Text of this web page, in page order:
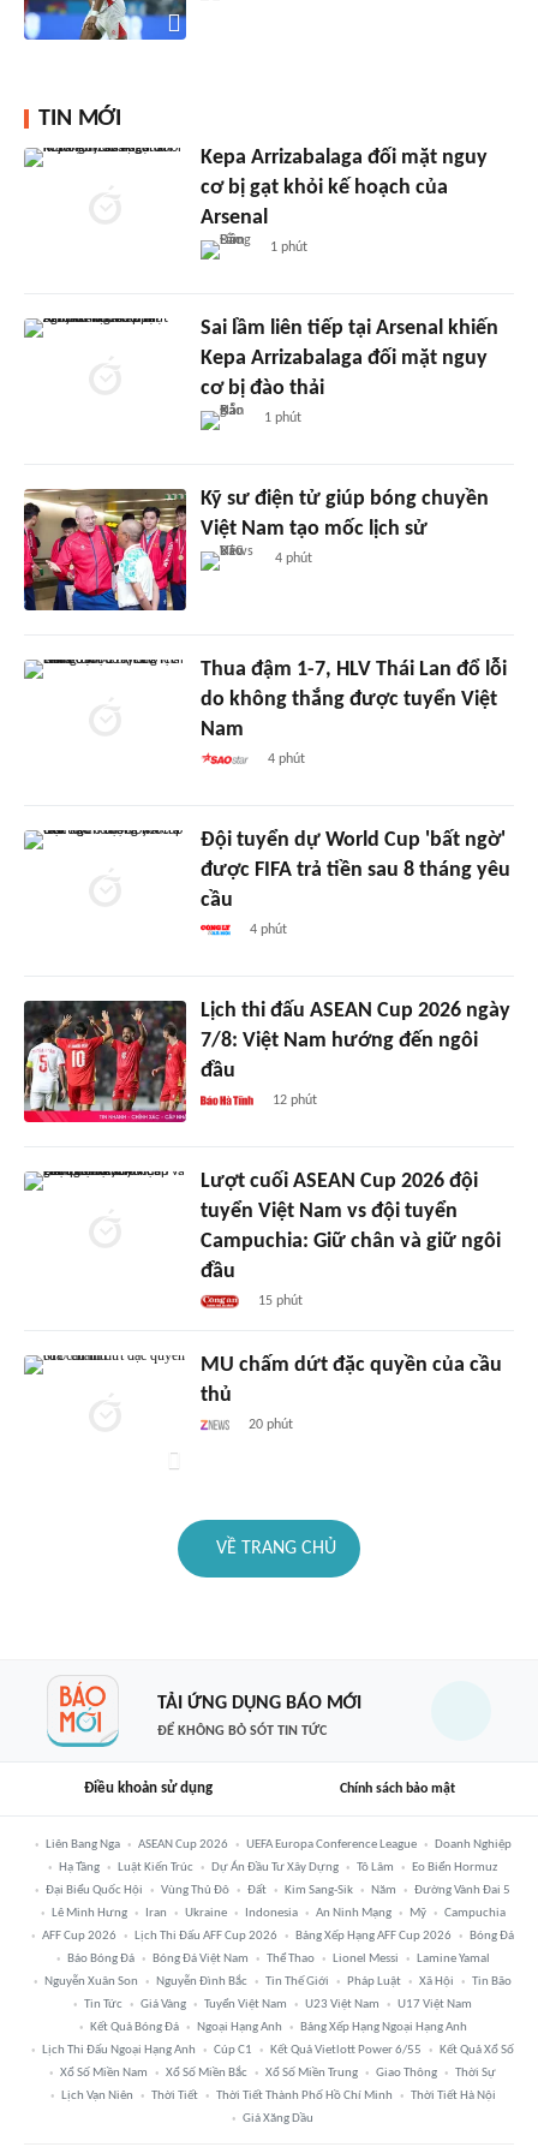
TIN MỚI
Kepa Arrizabalaga đối mặt nguy
cơ bị gạt khỏi kế hoạch của
Arsenal
1 phút
Sai lầm liên tiếp tại Arsenal khiến
Kepa Arrizabalaga đối mặt nguy
cơ bị đào thải
1 phút
Kỹ sư điện tử giúp bóng chuyền
Việt Nam tạo mốc lịch sử
4 phút
Thua đậm 1-7, HLV Thái Lan đổ lỗi
do không thắng được tuyển Việt
Nam
4 phút
Đội tuyển dự World Cup 'bất ngờ'
được FIFA trả tiền sau 8 tháng yêu
cầu
4 phút
Lịch thi đấu ASEAN Cup 2026 ngày
7/8: Việt Nam hướng đến ngôi
đầu
12 phút
Lượt cuối ASEAN Cup 2026 đội
tuyển Việt Nam vs đội tuyển
Campuchia: Giữ chân và giữ ngôi
đầu
15 phút
MU chấm dứt đặc quyền của cầu
thủ
20 phút
VỀ TRANG CHỦ
TẢI ỨNG DỤNG BÁO MỚI
ĐỂ KHÔNG BỎ SÓT TIN TỨC
Điều khoản sử dụng Chính sách bảo mật
Liên Bang Nga ASEAN Cup 2026 UEFA Europa Conference League
Doanh Nghiệp
Hạ Tầng
Luật Kiến Trúc Dự Án Đầu Tư Xây Dựng Tô Lâm
Eo Biển Hormuz
Đại Biểu Quốc Hội
Vùng Thủ Đô Đất Kim Sang-Sik Năm
Đường Vành Đai 5
Lê Minh Hưng
Iran Ukraine Indonesia An Ninh Mạng Mỹ
Campuchia
AFF Cup 2026
Lịch Thi Đấu AFF Cup 2026 Bảng Xếp Hạng AFF Cup 2026
Bóng Đá
Báo Bóng Đá
Bóng Đá Việt Nam Thể Thao Lionel Messi
Lamine Yamal
Nguyễn Xuân Son
Nguyễn Đình Bắc Tin Thế Giới Pháp Luật Xã Hội
Tin Bão
Tin Tức
Giá Vàng Tuyển Việt Nam U23 Việt Nam
U17 Việt Nam
Kết Quả Bóng Đá
Ngoại Hạng Anh
Bảng Xếp Hạng Ngoại Hạng Anh
Lịch Thi Đấu Ngoại Hạng Anh
Cúp C1 Kết Quả Vietlott Power 6/55
Kết Quả Xổ Số
Xổ Số Miền Nam
Xổ Số Miền Bắc Xổ Số Miền Trung Giao Thông
Thời Sự
Lịch Vạn Niên
Thời Tiết Thời Tiết Thành Phố Hồ Chí Minh
Thời Tiết Hà Nội
Giá Xăng Dầu